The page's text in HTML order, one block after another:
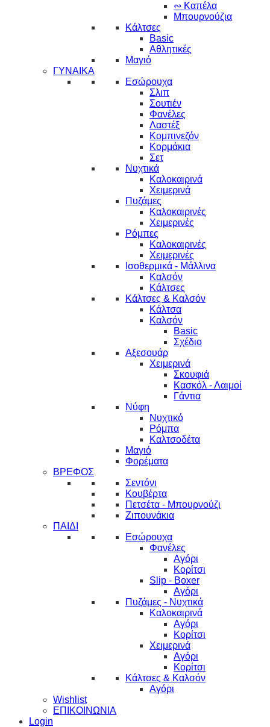
∾ Καπέλα
Μπουρνούζια
Κάλτσες
Basic
Αθλητικές
Μαγιό
ΓΥΝΑΙΚΑ
Εσώρουχα
Σλιπ
Σουτιέν
Φανέλες
Λαστέξ
Κομπινεζόν
Κορμάκια
Σετ
Νυχτικά
Καλοκαιρινά
Χειμερινά
Πυζάμες
Καλοκαιρινές
Χειμερινές
Ρόμπες
Καλοκαιρινές
Χειμερινές
Ισοθερμικά - Μάλλινα
Καλσόν
Κάλτσες
Κάλτσες & Καλσόν
Κάλτσα
Καλσόν
Basic
Σχέδιο
Αξεσουάρ
Χειμερινά
Σκουφιά
Κασκόλ - Λαιμοί
Γάντια
Νύφη
Νυχτικό
Ρόμπα
Καλτσοδέτα
Μαγιό
Φορέματα
ΒΡΕΦΟΣ
Σεντόνι
Κουβέρτα
Πετσέτα - Μπουρνούζι
Ζιπουνάκια
ΠΑΙΔΙ
Εσώρουχα
Φανέλες
Αγόρι
Κορίτσι
Slip - Boxer
Αγόρι
Πυζάμες - Νυχτικά
Καλοκαιρινά
Αγόρι
Κορίτσι
Χειμερινά
Αγόρι
Κορίτσι
Κάλτσες & Καλσόν
Αγόρι
Wishlist
ΕΠΙΚΟΙΝΩΝΙΑ
Login